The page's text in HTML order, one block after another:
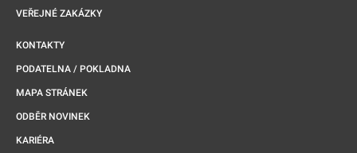
VEŘEJNÉ ZAKÁZKY
KONTAKTY
PODATELNA / POKLADNA
MAPA STRÁNEK
ODBĚR NOVINEK
KARIÉRA